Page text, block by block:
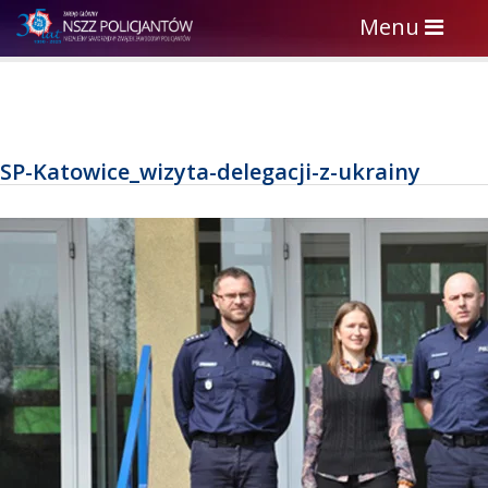
Toggle
navigation
Menu
SP-Katowice_wizyta-delegacji-z-ukrainy